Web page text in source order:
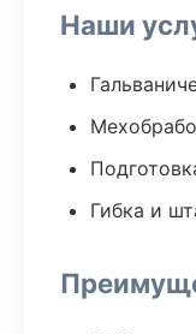
Наши
Гибка и